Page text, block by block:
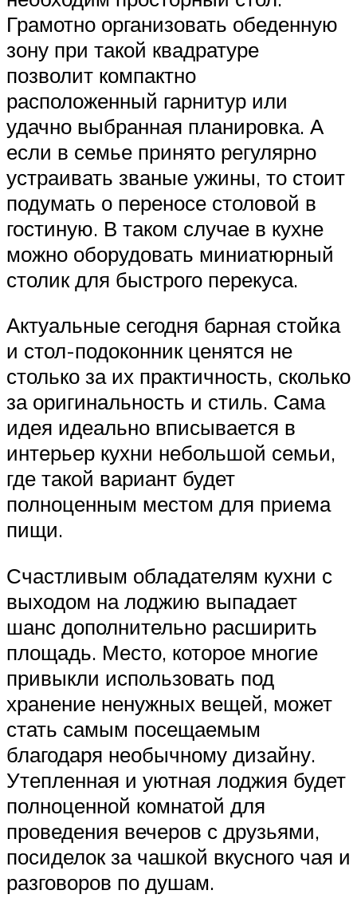
Грамотно организовать обеденную
зону при такой квадратуре
позволит компактно
расположенный гарнитур или
удачно выбранная планировка. А
если в семье принято регулярно
устраивать званые ужины, то стоит
подумать о переносе столовой в
гостиную. В таком случае в кухне
можно оборудовать миниатюрный
столик для быстрого перекуса.
Актуальные сегодня барная стойка
и стол-подоконник ценятся не
столько за их практичность, сколько
за оригинальность и стиль. Сама
идея идеально вписывается в
интерьер кухни небольшой семьи,
где такой вариант будет
полноценным местом для приема
пищи.
Счастливым обладателям кухни с
выходом на лоджию выпадает
шанс дополнительно расширить
площадь. Место, которое многие
привыкли использовать под
хранение ненужных вещей, может
стать самым посещаемым
благодаря необычному дизайну.
Утепленная и уютная лоджия будет
полноценной комнатой для
проведения вечеров с друзьями,
посиделок за чашкой вкусного чая и
разговоров по душам.